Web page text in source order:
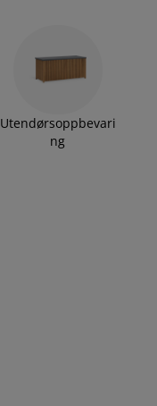
Utendørsoppbevari
ng